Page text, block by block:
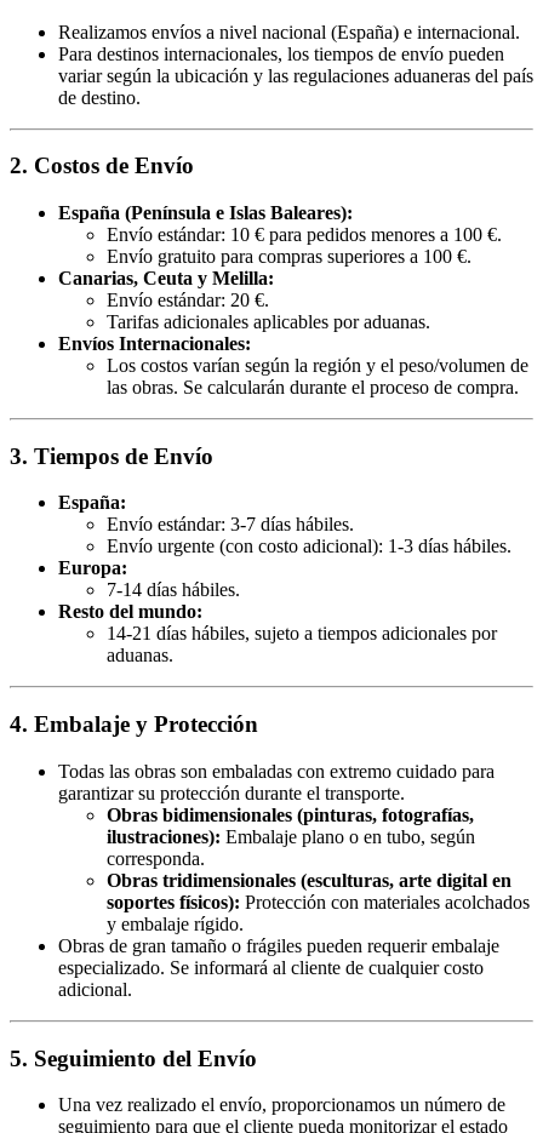
Realizamos envíos a nivel nacional (España) e internacional.
Para destinos internacionales, los tiempos de envío pueden
variar según la ubicación y las regulaciones aduaneras del país
de destino.
2. Costos de Envío
España (Península e Islas Baleares):
Envío estándar: 10 € para pedidos menores a 100 €.
Envío gratuito para compras superiores a 100 €.
Canarias, Ceuta y Melilla:
Envío estándar: 20 €.
Tarifas adicionales aplicables por aduanas.
Envíos Internacionales:
Los costos varían según la región y el peso/volumen de
las obras. Se calcularán durante el proceso de compra.
3. Tiempos de Envío
España:
Envío estándar: 3-7 días hábiles.
Envío urgente (con costo adicional): 1-3 días hábiles.
Europa:
7-14 días hábiles.
Resto del mundo:
14-21 días hábiles, sujeto a tiempos adicionales por
aduanas.
4. Embalaje y Protección
Todas las obras son embaladas con extremo cuidado para
garantizar su protección durante el transporte.
Obras bidimensionales (pinturas, fotografías,
ilustraciones): Embalaje plano o en tubo, según
corresponda.
Obras tridimensionales (esculturas, arte digital en
soportes físicos): Protección con materiales acolchados
y embalaje rígido.
Obras de gran tamaño o frágiles pueden requerir embalaje
especializado. Se informará al cliente de cualquier costo
adicional.
5. Seguimiento del Envío
Una vez realizado el envío, proporcionamos un número de
seguimiento para que el cliente pueda monitorizar el estado